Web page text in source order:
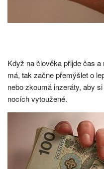
Když na člověka přijde čas
má, tak začne přemýšlet o
nebo zkoumá inzeráty, aby
nocích vytoužené.